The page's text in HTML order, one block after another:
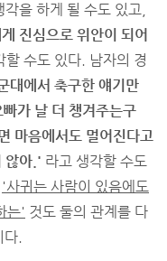
각을 하게 될 수도 있고,
진심으로 위안이 되어
할 수도 있다. 남자의 경
대에서 축구한 얘기만
가 날 더 챙겨주는구
마음에서도 멀어진다고
않아.' 라고 생각할 수도
'사귀는 사람이 있음에도
는' 것도 둘의 관계를 다
다.